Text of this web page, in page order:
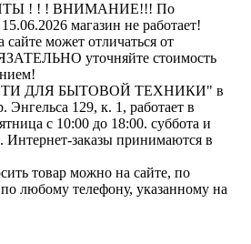
! ! ! ВНИМАНИЕ!!! По
магазин не работает!
может отличаться от
уточняйте стоимость
ДЛЯ БЫТОВОЙ ТЕХНИКИ" в
Энгельса 129, к. 1, работает в
с 10:00 до 18:00. суббота и
Интернет-заказы принимаются в
товар можно на сайте, по
любому телефону, указанному на